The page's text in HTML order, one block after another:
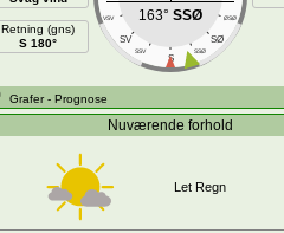
Retning (gns)
S 180°
VSV ØSØ
SV SØ
SSV SSØ
S
163° SSØ
Grafer - Prognose
Nuværende forhold
Let Regn